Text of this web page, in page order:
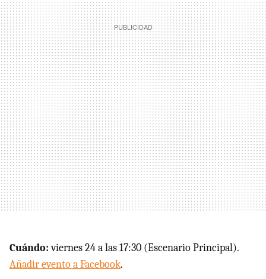
Cuándo:viernes 24 a las 17:30 (Escenario Principal).
Añadir evento a Facebook.